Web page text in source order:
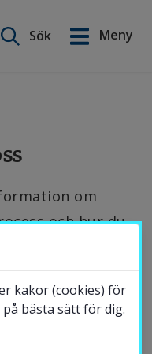
Sök
Meny
om
och hur du
ska
transparens och
engelska
and
English
kakor (cookies) för
bästa sätt för dig.